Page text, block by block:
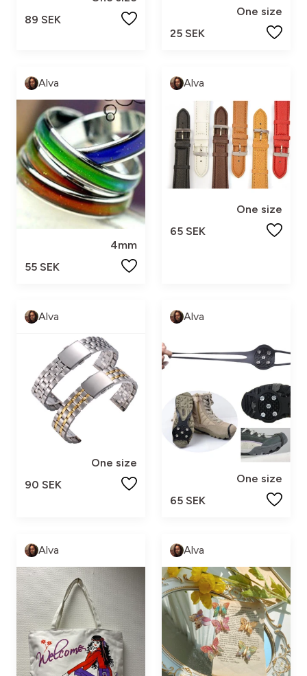
89 SEK
One size
25 SEK
Alva
4mm
55 SEK
Alva
One size
65 SEK
Alva
One size
90 SEK
Alva
One size
65 SEK
Alva Alva